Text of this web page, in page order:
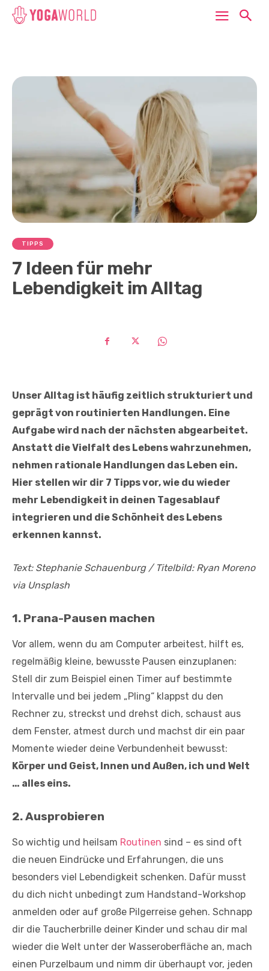
TIPPS
7 Ideen für mehr
Lebendigkeit im Alltag
Unser Alltag ist häufig zeitlich strukturiert und
geprägt von routinierten Handlungen. Eine
Aufgabe wird nach der nächsten abgearbeitet.
Anstatt die Vielfalt des Lebens wahrzunehmen,
nehmen rationale Handlungen das Leben ein.
Hier stellen wir dir 7 Tipps vor, wie du wieder
mehr Lebendigkeit in deinen Tagesablauf
integrieren und die Schönheit des Lebens
erkennen kannst.
Text: Stephanie Schauenburg / Titelbild: Ryan Moreno
via Unsplash
1. Prana-Pausen machen
Vor allem, wenn du am Computer arbeitest, hilft es,
regelmäßig kleine, bewusste Pausen einzuplanen:
Stell dir zum Beispiel einen Timer auf bestimmte
Intervalle und bei jedem „Pling“ klappst du den
Rechner zu, streckst und drehst dich, schaust aus
dem Fenster, atmest durch und machst dir ein paar
Momente wieder deine Verbundenheit bewusst:
Körper und Geist, Innen und Außen, ich und Welt
… alles eins.
2. Ausprobieren
So wichtig und heilsam Routinen sind – es sind oft
die neuen Eindrücke und Erfahrungen, die uns
besonders viel Lebendigkeit schenken. Dafür musst
du dich nicht unbedingt zum Handstand-Workshop
anmelden oder auf große Pilgerreise gehen. Schnapp
dir die Taucherbrille deiner Kinder und schau dir mal
wieder die Welt unter der Wasseroberfläche an, mach
einen Purzelbaum und nimm dir überhaupt vor, jeden